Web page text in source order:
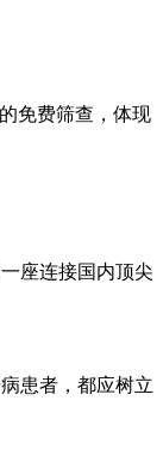
免费筛查，体现
座连接国内顶尖
患者，都应树立